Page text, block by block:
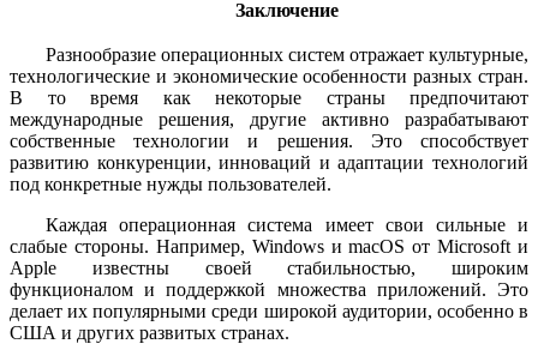
Заключение
Разнообразие операционных систем отражает культурные,
технологические и экономические особенности разных стран.
В то время как некоторые страны предпочитают
международные решения, другие активно разрабатывают
собственные технологии и решения. Это способствует
развитию конкуренции, инноваций и адаптации технологий
под конкретные нужды пользователей.
Каждая операционная система имеет свои сильные и
слабые стороны. Например, Windows и macOS от Microsoft и
Apple известны своей стабильностью, широким
функционалом и поддержкой множества приложений. Это
делает их популярными среди широкой аудитории, особенно в
США и других развитых странах.